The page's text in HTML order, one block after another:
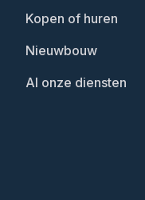
Kopen of huren
Nieuwbouw
Al onze diensten